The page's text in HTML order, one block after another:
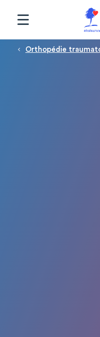
Fil d'Ariane
Orthopédie
Panneau de gestion